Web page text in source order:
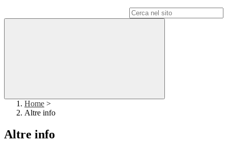
Home >
Altre info
Altre info